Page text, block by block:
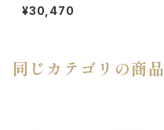
¥30,470
同じカテゴリの商品